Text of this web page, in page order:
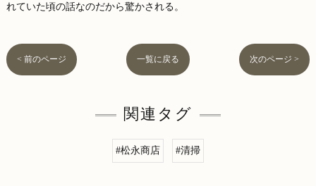
れていた頃の話なのだから驚かされる。
< 前のページ 一覧に戻る 次のページ >
関連タグ
#松永商店 #清掃